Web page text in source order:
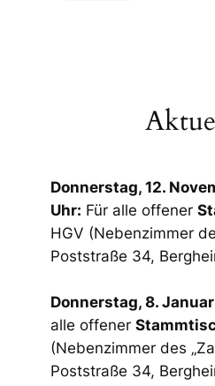
Donnerstag, 12.
Uhr: Für alle offener
HGV (Nebenzimmer
Poststraße 34,
Donnerstag, 8.
alle offener
(Nebenzimmer des
Poststraße 34,